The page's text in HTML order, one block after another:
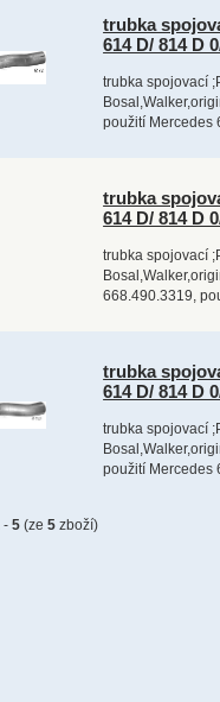
trubka
614 D/ 814 D
trubka spojovací
použití Mercedes
trubka
614 D/ 814 D
trubka spojovací
668.490.3319,
trubka
614 D/ 814 D
trubka spojovací
použití Mercedes
-5 (ze5 zboží)